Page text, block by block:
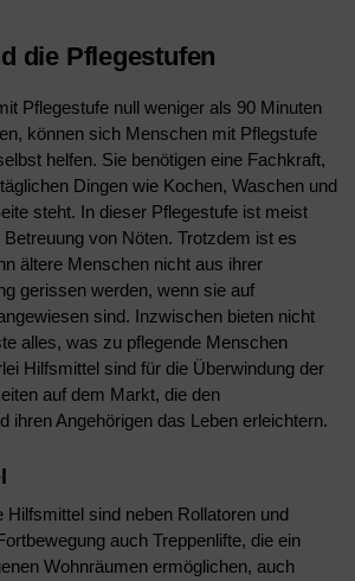
die Pflegestufen
Pflegestufe null weniger als 90 Minuten
können sich Menschen mit Pflegstufe
helfen. Sie benötigen eine Fachkraft,
Dingen wie Kochen, Waschen und
steht. In dieser Pflegestufe ist meist
von Nöten. Trotzdem ist es
ältere Menschen nicht aus ihrer
gerissen werden, wenn sie auf
sind. Inzwischen bieten nicht
alles, was zu pflegende Menschen
Hilfsmittel sind für die Überwindung der
auf dem Markt, die den
ihren Angehörigen das Leben erleichtern.
Hilfsmittel sind neben Rollatoren und
auch Treppenlifte, die ein
Wohnräumen ermöglichen, auch